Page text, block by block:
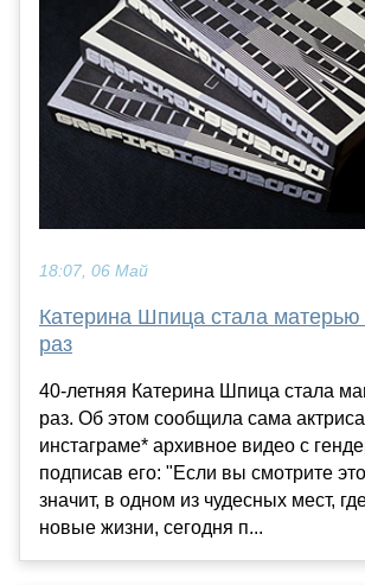
18:07, 06 Май
Катерина Шпица стала матерью
раз
40-летняя Катерина Шпица стала
раз. Об этом сообщила сама
инстаграме* архивное видео с
подписав его: "Если вы смотрите
значит, в одном из чудесных мест,
новые жизни, сегодня п...